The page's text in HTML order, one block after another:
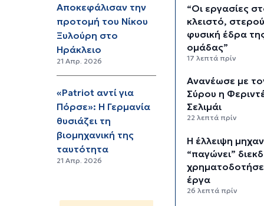
Αποκεφάλισαν την
προτομή του Νίκου
Ξυλούρη στο
Ηράκλειο
21 Απρ. 2026
«Patriot αντί για
Πόρσε»: Η Γερμανία
θυσιάζει τη
βιομηχανική της
ταυτότητα
21 Απρ. 2026
“Οι εργασίες
κλειστό,
φυσική έδρα
ομάδας”
17 λεπτά πρίν
Ανανέωσε με
Σύρου η
Σελιμάι
22 λεπτά πρίν
Η έλλειψη
“παγώνει”
έργα
26 λεπτά πρίν